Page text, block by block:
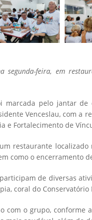
segunda-feira, em
marcada pelo jantar de
Venceslau, com a
e Fortalecimento de
restaurante
como o encerramento
de diversas
coral do
com o grupo, conforme